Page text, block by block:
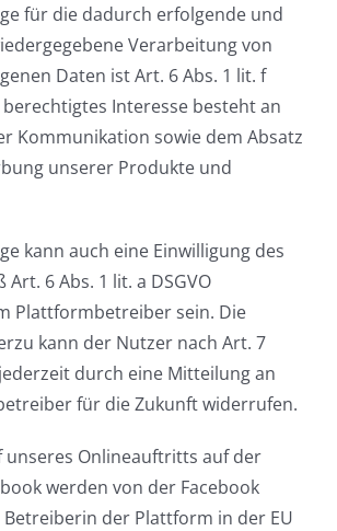
für die dadurch erfolgende und
Verarbeitung von
Daten ist Art. 6 Abs. 1 lit. f
berechtigtes Interesse besteht an
Kommunikation sowie dem Absatz
unserer Produkte und
kann auch eine Einwilligung des
6 Abs. 1 lit. a DSGVO
Plattformbetreiber sein. Die
kann der Nutzer nach Art. 7
jederzeit durch eine Mitteilung an
für die Zukunft widerrufen.
unseres Onlineauftritts auf der
werden von der Facebook
Betreiberin der Plattform in der EU